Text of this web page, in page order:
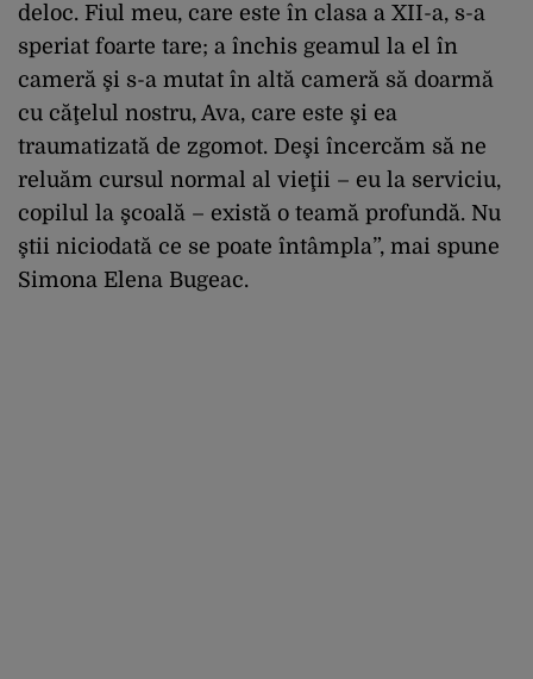
deloc. Fiul meu, care este în clasa a XII-a, s-a
speriat foarte tare; a închis geamul la el în
cameră şi s-a mutat în altă cameră să doarmă
cu căţelul nostru, Ava, care este şi ea
traumatizată de zgomot. Deşi încercăm să ne
reluăm cursul normal al vieţii – eu la serviciu,
copilul la şcoală – există o teamă profundă. Nu
ştii niciodată ce se poate întâmpla”, mai spune
Simona Elena Bugeac.